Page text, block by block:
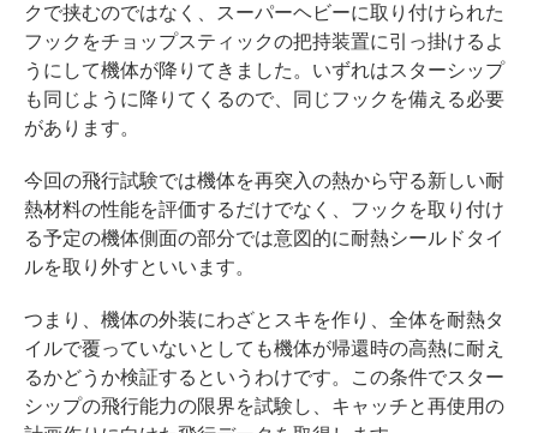
クで挟むのではなく、スーパーヘビーに取り付けられた
フックをチョップスティックの把持装置に引っ掛けるよ
うにして機体が降りてきました。いずれはスターシップ
も同じように降りてくるので、同じフックを備える必要
があります。
今回の飛行試験では機体を再突入の熱から守る新しい耐
熱材料の性能を評価するだけでなく、フックを取り付け
る予定の機体側面の部分では意図的に耐熱シールドタイ
ルを取り外すといいます。
つまり、機体の外装にわざとスキを作り、全体を耐熱タ
イルで覆っていないとしても機体が帰還時の高熱に耐え
るかどうか検証するというわけです。この条件でスター
シップの飛行能力の限界を試験し、キャッチと再使用の